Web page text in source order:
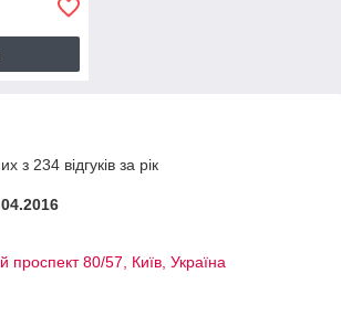
з 234 відгуків за рік
проспект 80/57, Київ, Україна